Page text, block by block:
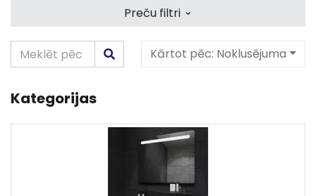
Preču filtri ⌄
Kārtot pēc: Noklusējuma
Kategorijas